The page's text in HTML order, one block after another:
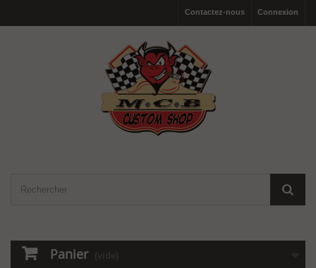
Connexion
Contactez-nous
Panier (vide)